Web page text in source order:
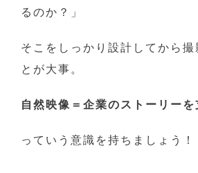
るのか？」
そこをしっかり設計してから
とが大事。
自然映像＝企業のストーリー
っていう意識を持ちましょう！